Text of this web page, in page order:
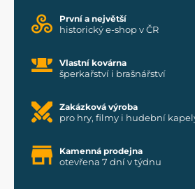
První a největší
historický e-shop v ČR
Vlastní kovárna
šperkařství i brašnářství
Zakázková výroba
pro hry, filmy i hudební
Kamenná prodejna
otevřena 7 dní v týdnu